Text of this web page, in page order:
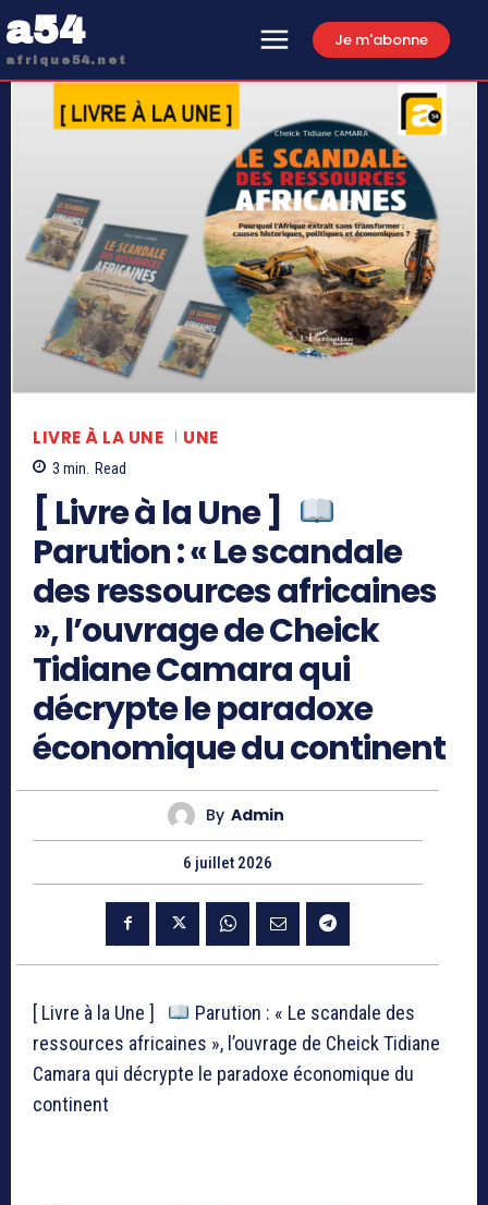
a54
afrique54.net
Je m'abonne
LIVRE À LA UNE UNE
3 min. Read
[ Livre à la Une ]
Parution : « Le scandale
des ressources africaines
», l’ouvrage de Cheick
Tidiane Camara qui
décrypte le paradoxe
économique du continent
By Admin
6 juillet 2026
[ Livre à la Une ]
Parution : « Le scandale des
ressources africaines », l’ouvrage de Cheick Tidiane
Camara qui décrypte le paradoxe économique du
continent